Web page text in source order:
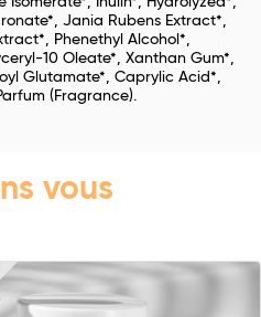
Jania Rubens Extract*,
Phenethyl Alcohol*,
10 Oleate*, Xanthan Gum*,
Glutamate*, Caprylic Acid*,
(Fragrance).
vous